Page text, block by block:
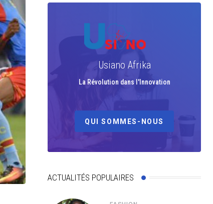
Usiano Afrika
La Révolution dans l'Innovation
QUI SOMMES-NOUS
ACTUALITÉS POPULAIRES